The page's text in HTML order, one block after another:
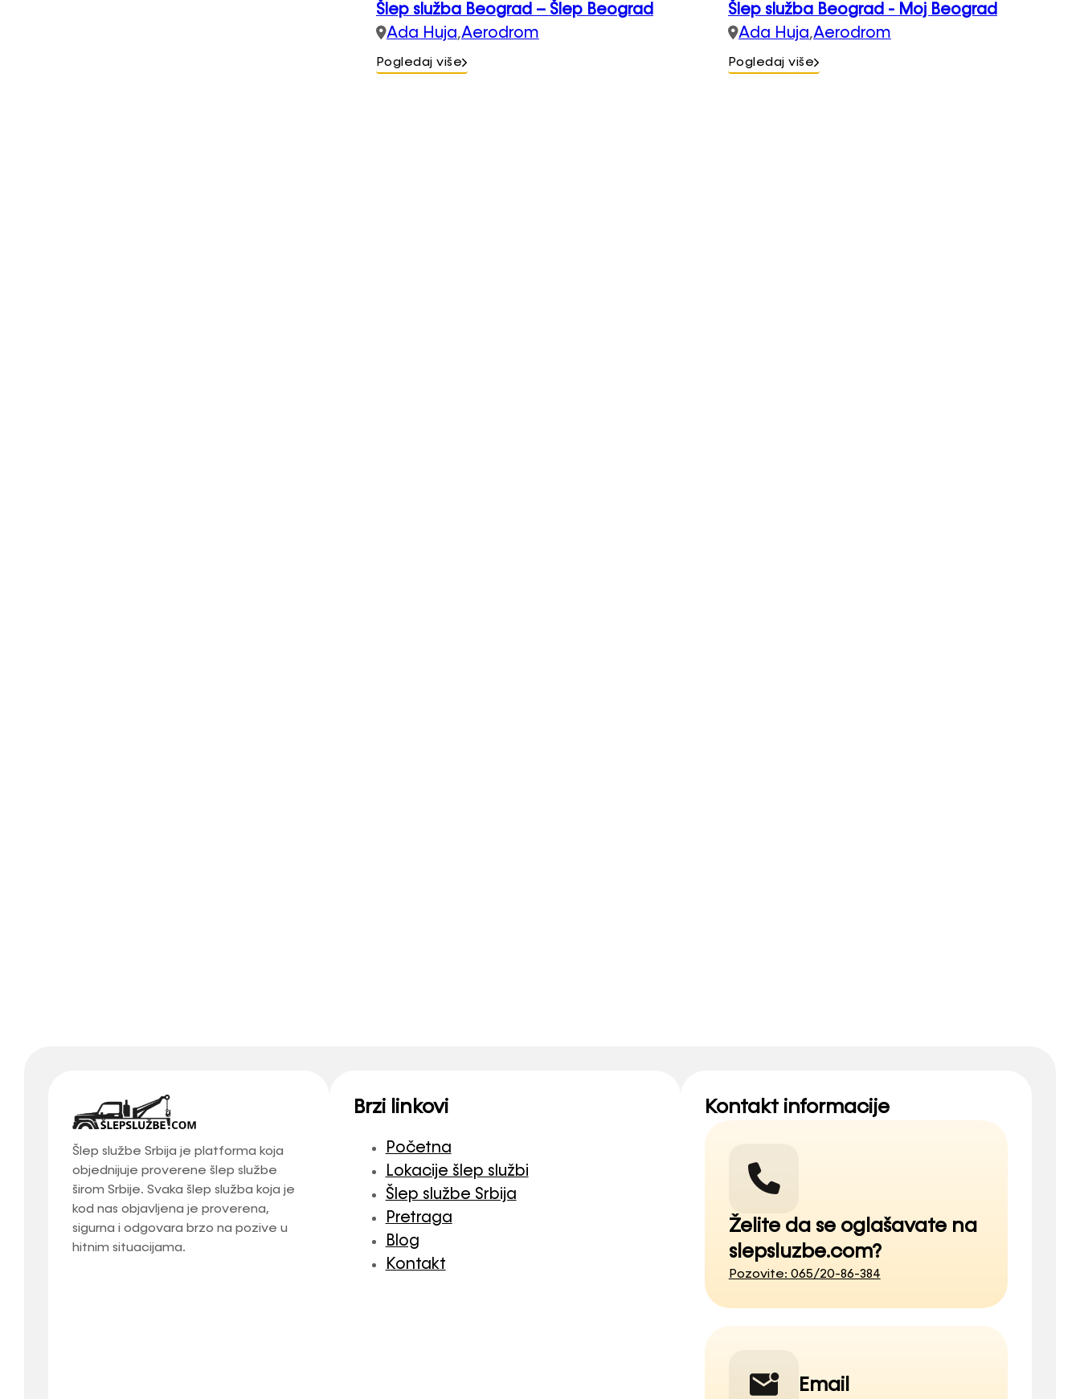
Šlep služba Beograd – Šlep Beograd
Ada Huja,Aerodrom
Pogledaj više
Šlep služba Beograd - Moj Beograd
Ada Huja,Aerodrom
Pogledaj više
Šlep službe Srbija je platforma koja
objednijuje proverene šlep službe
širom Srbije. Svaka šlep služba koja je
kod nas objavljena je proverena,
sigurna i odgovara brzo na pozive u
hitnim situacijama.
Brzi linkovi
Početna
Lokacije šlep službi
Šlep službe Srbija
Pretraga
Blog
Kontakt
Kontakt informacije
Želite da se oglašavate na
slepsluzbe.com?
Pozovite: 065/20-86-384
Email